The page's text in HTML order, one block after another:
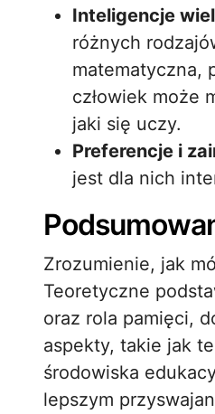
Inteligencje
różnych
matematyczna,
człowiek może
jaki się uczy.
Preferencje i
jest dla nich
Zrozumienie, jak
Teoretyczne
oraz rola pamięci,
aspekty, takie jak
środowiska
lepszym